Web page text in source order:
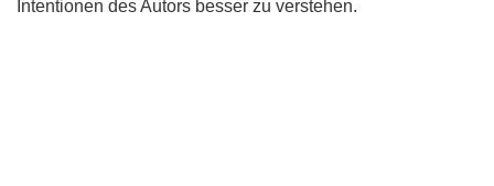
Intentionen des Autors besser zu verstehen.